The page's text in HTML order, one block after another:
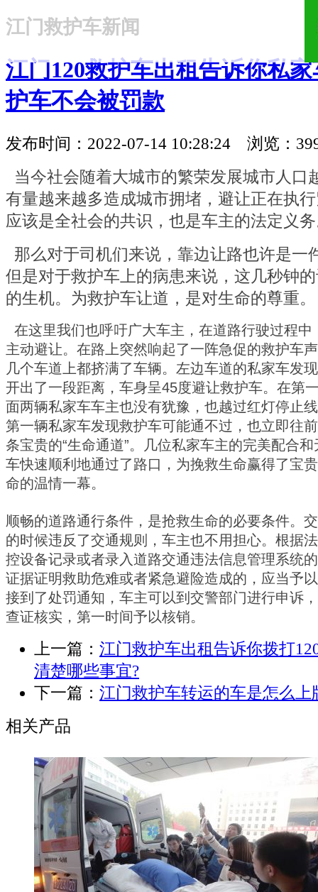
18321810781
江门救护车新闻
江门120救护车出租告诉你私
护车不会被罚款
发布时间：2022-07-14 10:28:24 浏览：
当今社会随着大城市的繁荣发展城市人口
有量越来越多造成城市拥堵，避让正在执
应该是全社会的共识，也是车主的法定义
那么对于司机们来说，靠边让路也许是一
但是对于救护车上的病患来说，这几秒钟
的生机。为救护车让道，是对生命的尊重。
在这里我们也呼吁广大车主，在道路行驶过程中
主动避让。在路上突然响起了一阵急促的救护车
几个车道上都挤满了车辆。左边车道的私家车发
开出了一段距离，车身呈45度避让救护车。在第
面两辆私家车车主也没有犹豫，也越过红灯停止
第一辆私家车发现救护车可能通不过，也立即往
条宝贵的“生命通道”。几位私家车主的完美配合
车快速顺利地通过了路口，为挽救生命赢得了宝
命的温情一幕。
顺畅的道路通行条件，是抢救生命的必要条件。
的时候违反了交通规则，车主也不用担心。根据
控设备记录或者录入道路交通违法信息管理系统
证据证明救助危难或者紧急避险造成的，应当予
接到了处罚通知，车主可以到交警部门进行申诉
查证核实，第一时间予以核销。
上一篇： 江门救护车出租告诉你拨打
清楚哪些事宜?
下一篇： 江门救护车转运的车是怎么上
相关产品